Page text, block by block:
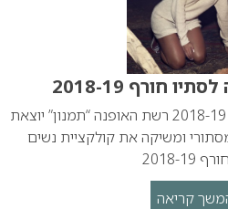
חורף 2018-19
תמנון בקולקצייה לסתיו חורף 2018-19 רשת האופנה “תמנון” יוצאת
ומשיקה את קולקציית נשים
19
קריאה